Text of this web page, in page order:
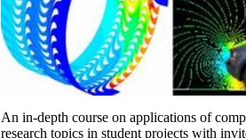
An in-depth course on applications of
research topics in student projects with